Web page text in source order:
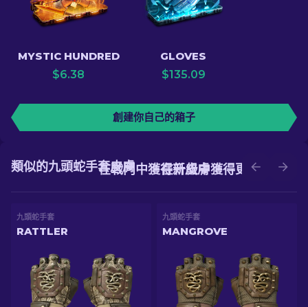
MYSTIC HUNDRED
$6.38
GLOVES
$135.09
創建你自己的箱子
在升級中獲得更好的皮膚
在戰鬥中獲得新皮膚
類似的九頭蛇手套皮膚
九頭蛇手套
RATTLER
九頭蛇手套
MANGROVE